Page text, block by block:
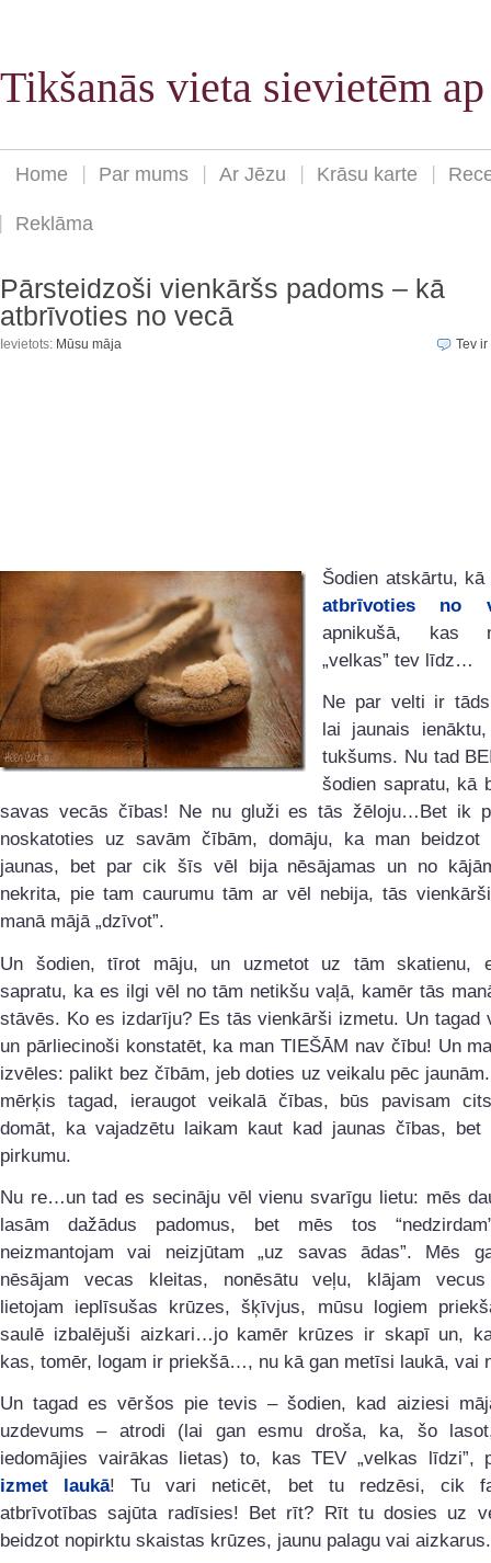
Tikšanās vieta sievietēm
Home Par mums Ar Jēzu Krāsu karte
Reklāma
Pārsteidzoši vienkāršs padoms – kā
atbrīvoties no vecā
Ievietots: Mūsu māja Tev ir
Šodien atskārtu,
atbrīvoties no
apnikušā, kas
„velkas” tev līdz…
Ne par velti ir
lai jaunais
tukšums. Nu tad
šodien sapratu, kā
savas vecās čības! Ne nu gluži es tās žēloju…Bet ik
noskatoties uz savām čībām, domāju, ka man beidzot
jaunas, bet par cik šīs vēl bija nēsājamas un no
nekrita, pie tam caurumu tām ar vēl nebija, tās
manā mājā „dzīvot”.
Un šodien, tīrot māju, un uzmetot uz tām skatienu,
sapratu, ka es ilgi vēl no tām netikšu vaļā, kamēr tās
stāvēs. Ko es izdarīju? Es tās vienkārši izmetu. Un tagad
un pārliecinoši konstatēt, ka man TIEŠĀM nav čību! Un
izvēles: palikt bez čībām, jeb doties uz veikalu pēc
mērķis tagad, ieraugot veikalā čības, būs pavisam
domāt, ka vajadzētu laikam kaut kad jaunas čības, bet
pirkumu.
Nu re…un tad es secināju vēl vienu svarīgu lietu: mēs
lasām dažādus padomus, bet mēs tos
neizmantojam vai neizjūtam „uz savas ādas”. Mēs
nēsājam vecas kleitas, nonēsātu veļu, klājam vecus
lietojam ieplīsušas krūzes, šķīvjus, mūsu logiem
saulē izbalējuši aizkari…jo kamēr krūzes ir skapī un,
kas, tomēr, logam ir priekšā…, nu kā gan metīsi laukā, vai
Un tagad es vēršos pie tevis – šodien, kad aiziesi
uzdevums – atrodi (lai gan esmu droša, ka, šo
iedomājies vairākas lietas) to, kas TEV „velkas līdzi”,
izmet laukā! Tu vari neticēt, bet tu redzēsi, cik
atbrīvotības sajūta radīsies! Bet rīt? Rīt tu dosies uz
beidzot nopirktu skaistas krūzes, jaunu palagu vai aizkarus.